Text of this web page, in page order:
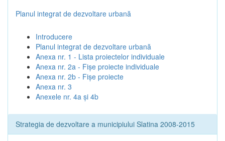
Planul integrat de dezvoltare urbană
Introducere
Planul integrat de dezvoltare urbană
Anexa nr. 1 - Lista proiectelor individuale
Anexa nr. 2a - Fișe proiecte individuale
Anexa nr. 2b - Fișe proiecte
Anexa nr. 3
Anexele nr. 4a și 4b
Strategia de dezvoltare a municipiului Slatina 2008-2015